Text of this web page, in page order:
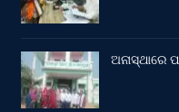
ଅନାସ୍ଥାରେ